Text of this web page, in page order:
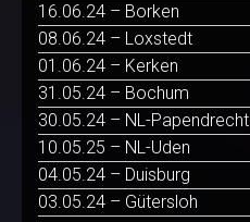
16.06.24 – Borken
08.06.24 – Loxstedt
01.06.24 – Kerken
31.05.24 – Bochum
30.05.24 – NL-Papendrecht
10.05.25 – NL-Uden
04.05.24 – Duisburg
03.05.24 – Gütersloh